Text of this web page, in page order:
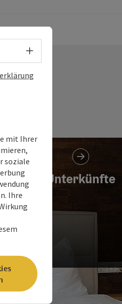
Unterkünfte
Sprachwahl - Menü
mit Ihrer
soziale
Ihre